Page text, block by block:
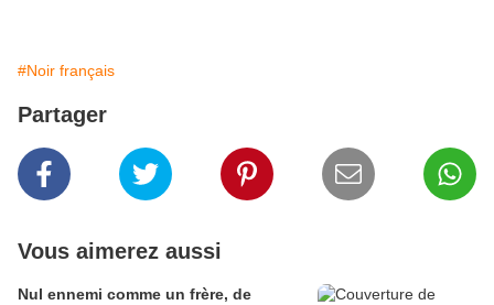
#Noir français
Partager
Vous aimerez aussi
Nul ennemi comme un frère, de